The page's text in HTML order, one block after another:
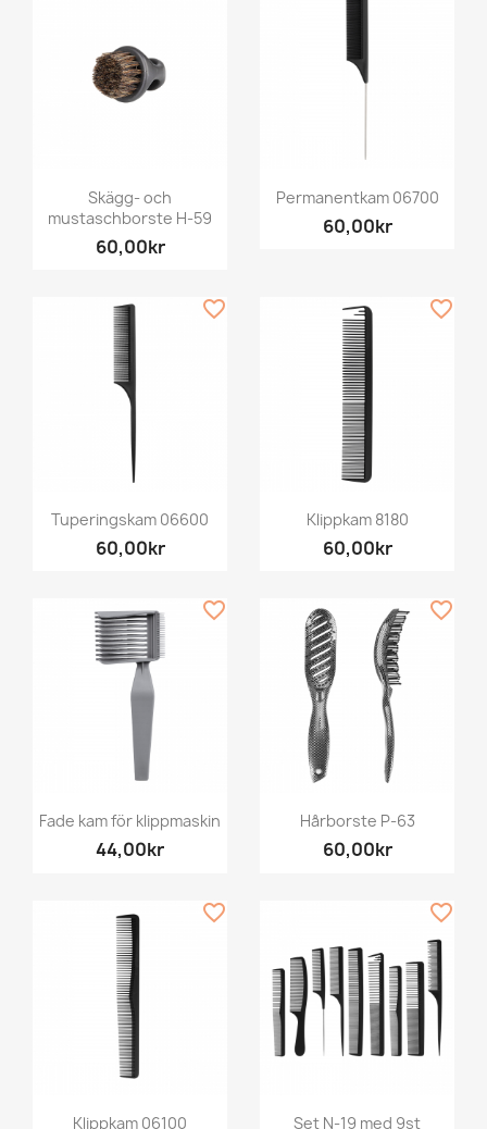
Skägg- och
mustaschborste H-59
60,00kr
Permanentkam 06700
60,00kr
Tuperingskam 06600
60,00kr
favorite_border
Klippkam 8180
60,00kr
favorite_border
Fade kam för klippmaskin
44,00kr
favorite_border
Hårborste P-63
60,00kr
favorite_border
Klippkam 06100
favorite_border
Set N-19 med 9st
favorite_border